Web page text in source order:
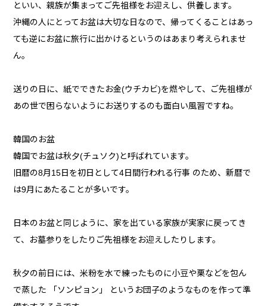
といい、親族が集まってご先祖様をお迎えし、供養します。
沖縄の人にとってお盆は大切な日なので、帰ってくることはあっ
ても逆にお盆に旅行に出かけるというのはあまり考えられませ
ん。
送りの日に、紙でできたお金(ウチカビ)を燃やして、ご先祖様が
あの世で困らないようにお送りするのも面白い風習ですね。
韓国のお盆
韓国でお盆は秋夕(チュソク)と呼ばれています。
旧暦の8月15日を初日として4日間行われる行事 のため、新暦で
は9月にあたることが多いです。
日本のお盆と同じように、家を出ている家族が実家に戻ってき
て、お墓参りをしたりご先祖様をお迎えしたりします。
秋夕の前日には、米粉を水で練ったものに小豆や栗などを包ん
で蒸した 「ソンピョン」 というお団子のようなものを作って準